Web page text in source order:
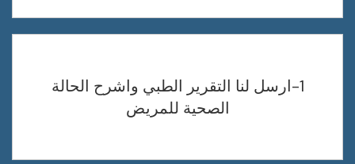
1-ارسل لنا التقرير الطبي واشرح الحالة
الصحية للمريض